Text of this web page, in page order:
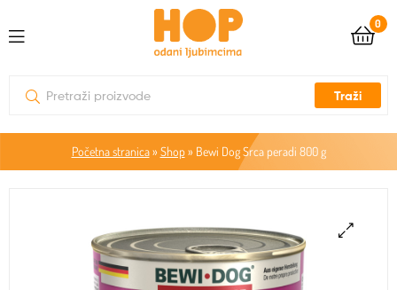
0
Traži
Početna stranica» Shop» Bewi Dog Srca peradi 800 g